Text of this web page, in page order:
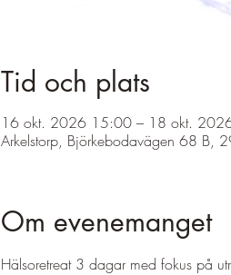
Tid och plats
16 okt. 2026 15:00 – 18 okt.
Arkelstorp, Björkebodavägen 68 B,
Om evenemanget
Hälsoretreat 3 dagar med fokus på